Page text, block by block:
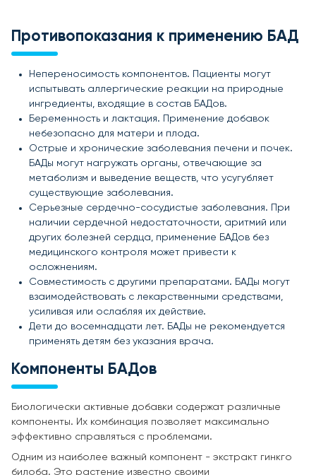
Противопоказания к применению БАД
Непереносимость компонентов. Пациенты могут
испытывать аллергические реакции на природные
ингредиенты, входящие в состав БАДов.
Беременность и лактация. Применение добавок
небезопасно для матери и плода.
Острые и хронические заболевания печени и почек.
БАДы могут нагружать органы, отвечающие за
метаболизм и выведение веществ, что усугубляет
существующие заболевания.
Серьезные сердечно-сосудистые заболевания. При
наличии сердечной недостаточности, аритмий или
других болезней сердца, применение БАДов без
медицинского контроля может привести к
осложнениям.
Совместимость с другими препаратами. БАДы могут
взаимодействовать с лекарственными средствами,
усиливая или ослабляя их действие.
Дети до восемнадцати лет. БАДы не рекомендуется
применять детям без указания врача.
Компоненты БАДов
Биологически активные добавки содержат различные
компоненты. Их комбинация позволяет максимально
эффективно справляться с проблемами.
Одним из наиболее важный компонент - экстракт гинкго
билоба. Это растение известно своими